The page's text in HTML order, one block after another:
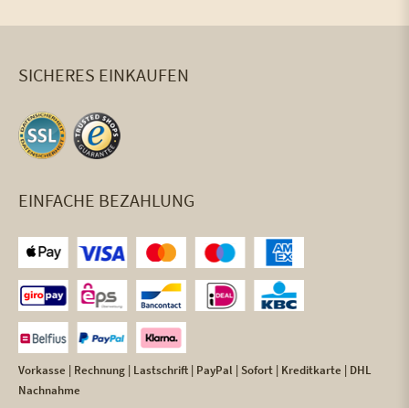
SICHERES EINKAUFEN
EINFACHE BEZAHLUNG
Vorkasse | Rechnung | Lastschrift | PayPal | Sofort | Kreditkarte | DHL
Nachnahme